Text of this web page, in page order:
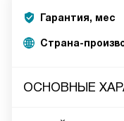
Гарантия, мес
Страна-
ОСНОВНЫЕ